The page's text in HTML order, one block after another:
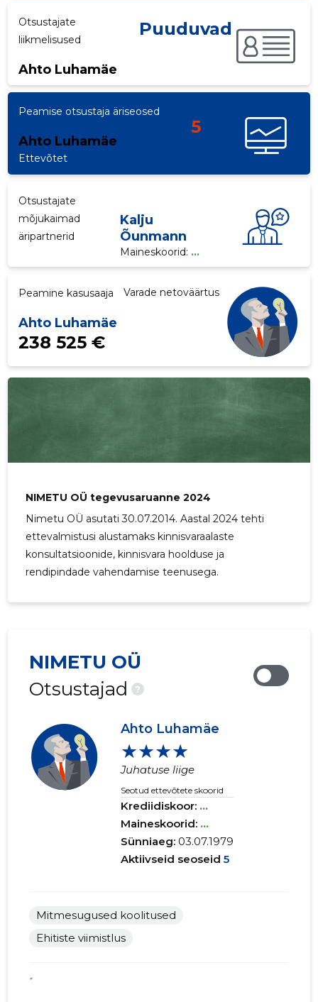
Otsustajate
liikmelisused
Ahto Luhamäe
Puuduvad
Peamise otsustaja äriseosed
Ahto Luhamäe
5
Ettevõtet
Otsustajate
mõjukaimad
äripartnerid
Kalju
Õunmann
Maineskoorid: ...
Peamine kasusaaja
Ahto Luhamäe
Varade netoväärtus
238 525 €
NIMETU OÜ tegevusaruanne 2024
Nimetu OÜ asutati 30.07.2014. Aastal 2024 tehti
ettevalmistusi alustamaks kinnisvaraalaste
konsultatsioonide, kinnisvara hoolduse ja
rendipindade vahendamise teenusega.
NIMETU OÜ
Otsustajad
?
Ahto Luhamäe
★★★★
Juhatuse liige
Seotud ettevõtete skoorid
Krediidiskoor: ...
Maineskoorid: ...
Sünniaeg:03.07.1979
Aktiivseid seoseid 5
Mitmesugused koolitused
Ehitiste viimistlus
*